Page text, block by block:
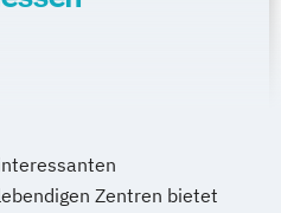
Zentren bietet